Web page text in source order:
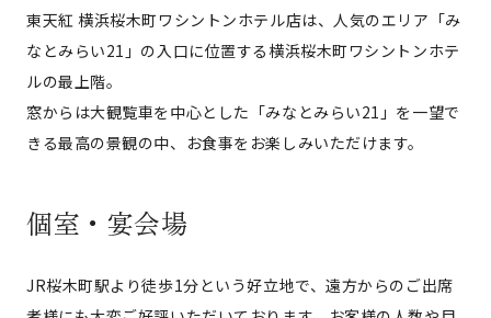
東天紅 横浜桜木町ワシントンホテル店は、人気のエリア「み
なとみらい21」の入口に位置する横浜桜木町ワシントンホテ
ルの最上階。
窓からは大観覧車を中心とした「みなとみらい21」を一望で
きる最高の景観の中、お食事をお楽しみいただけます。
個室・宴会場
JR桜木町駅より徒歩1分という好立地で、遠方からのご出席